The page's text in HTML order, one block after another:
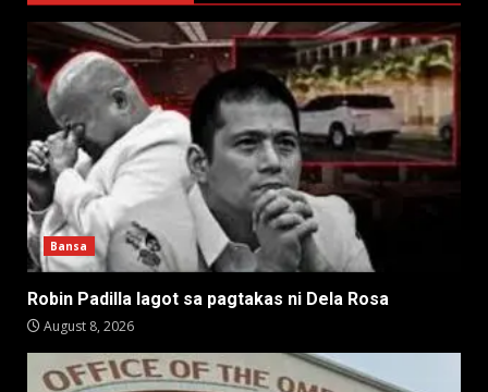
Bansa
Robin Padilla lagot sa pagtakas ni Dela Rosa
August 8, 2026